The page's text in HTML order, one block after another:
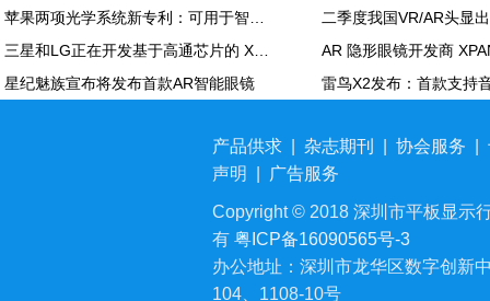
星纪魅族宣布将发布首款AR智能眼镜
产品供求 杂志期刊 协会服务
声明
广告服务
Copyright © 2018 深圳市平板显示
有 粤ICP备16090565号-3
办公地址：深圳市龙华区数字创新
104、1108-10号